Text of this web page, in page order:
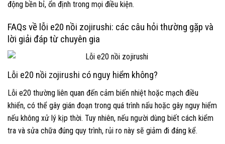
động bền bỉ, ổn định trong mọi điều kiện.
FAQs về lỗi e20 nồi zojirushi: các câu hỏi thường gặp và
lời giải đáp từ chuyên gia
Lỗi e20 nồi zojirushi có nguy hiểm không?
Lỗi e20 thường liên quan đến cảm biến nhiệt hoặc mạch điều
khiển, có thể gây gián đoạn trong quá trình nấu hoặc gây nguy hiểm
nếu không xử lý kịp thời. Tuy nhiên, nếu người dùng biết cách kiểm
tra và sửa chữa đúng quy trình, rủi ro này sẽ giảm đi đáng kể.